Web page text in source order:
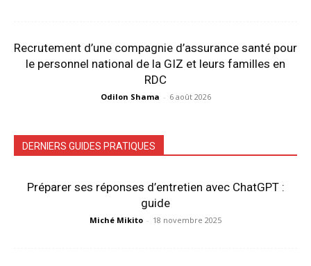
Recrutement d’une compagnie d’assurance santé pour
le personnel national de la GIZ et leurs familles en
RDC
Odilon Shama - 6 août 2026
DERNIERS GUIDES PRATIQUES
Préparer ses réponses d’entretien avec ChatGPT :
guide
Miché Mikito - 18 novembre 2025